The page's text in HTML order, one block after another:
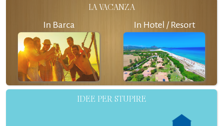
LA VACANZA
In Barca In Hotel / Resort
IDEE PER STUPIRE